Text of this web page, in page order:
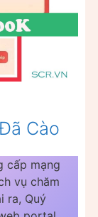
Cào
cấp mạng
vụ chăm
ra, Quý